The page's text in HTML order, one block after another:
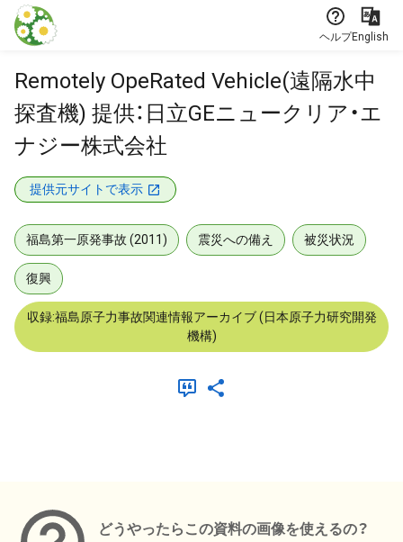
本文に飛ぶ
ヘルプEnglish
Remotely OpeRated Vehicle(遠隔水中
探査機) 提供：日立GEニュークリア・エ
ナジー株式会社
提供元サイトで表示
福島第一原発事故 (2011) 震災への備え 被災状況
復興
収録:福島原子力事故関連情報アーカイブ (日本原子力研究開発
機構)
どうやったらこの資料の画像を使えるの？